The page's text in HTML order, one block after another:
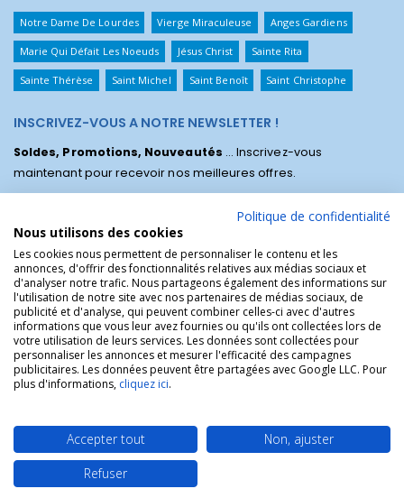
Notre Dame De Lourdes Vierge Miraculeuse Anges Gardiens
Marie Qui Défait Les Noeuds Jésus Christ Sainte Rita
Sainte Thérèse Saint Michel Saint Benoît Saint Christophe
INSCRIVEZ-VOUS A NOTRE NEWSLETTER !
Soldes, Promotions, Nouveautés ... Inscrivez-vous
maintenant pour recevoir nos meilleures offres.
La Boutique des Chrétiens © | La boutique religieuse chrétienne de
référence !.
Politique de confidentialité
Nous utilisons des cookies
Les cookies nous permettent de personnaliser le contenu et les
annonces, d'offrir des fonctionnalités relatives aux médias sociaux et
d'analyser notre trafic. Nous partageons également des informations sur
l'utilisation de notre site avec nos partenaires de médias sociaux, de
publicité et d'analyse, qui peuvent combiner celles-ci avec d'autres
informations que vous leur avez fournies ou qu'ils ont collectées lors de
votre utilisation de leurs services. Les données sont collectées pour
personnaliser les annonces et mesurer l'efficacité des campagnes
publicitaires. Les données peuvent être partagées avec Google LLC. Pour
plus d'informations, cliquez ici.
Accepter tout
Non, ajuster
Refuser